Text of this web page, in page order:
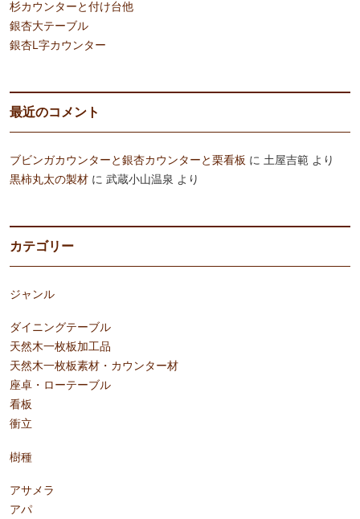
杉カウンターと付け台他
銀杏大テーブル
銀杏L字カウンター
最近のコメント
ブビンガカウンターと銀杏カウンターと栗看板 に 土屋吉範 より
黒柿丸太の製材 に 武蔵小山温泉 より
カテゴリー
ジャンル
ダイニングテーブル
天然木一枚板加工品
天然木一枚板素材・カウンター材
座卓・ローテーブル
看板
衝立
樹種
アサメラ
アパ